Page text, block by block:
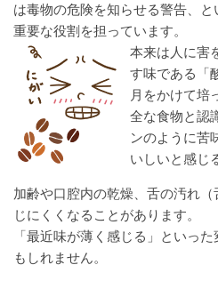
は毒物の危険を知らせる警告、と
重要な役割を担っています。
本来は人に害
す味である「
月をかけて培
全な食物と認
ンのように苦
いしいと感じ
加齢や口腔内の乾燥、舌の汚れ
じにくくなることがあります。
「最近味が薄く感じる」といっ
もしれません。